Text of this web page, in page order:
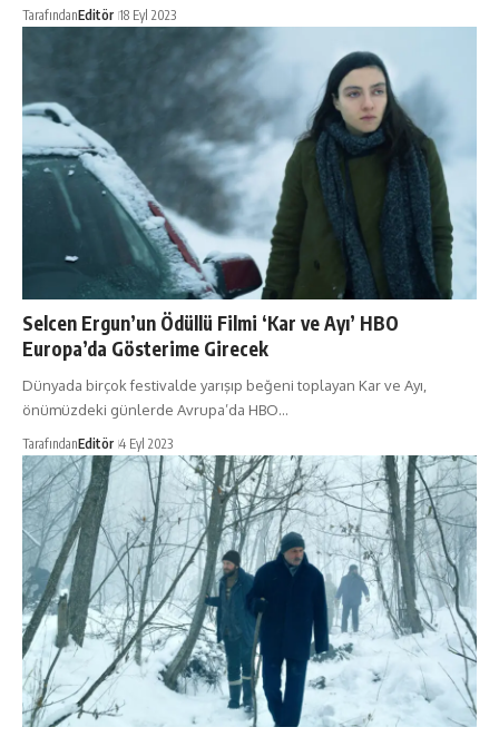
TarafındanEditör 18 Eyl 2023
Selcen Ergun’un Ödüllü Filmi ‘Kar ve Ayı’ HBO
Europa’da Gösterime Girecek
Dünyada birçok festivalde yarışıp beğeni toplayan Kar ve Ayı,
önümüzdeki günlerde Avrupa’da HBO…
TarafındanEditör 4 Eyl 2023